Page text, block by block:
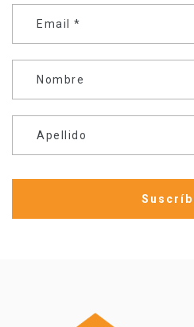
Email *
Nombre
Apellido